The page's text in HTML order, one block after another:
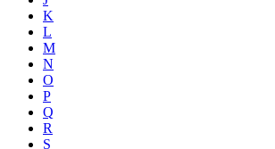
K
L
M
N
O
P
Q
R
S